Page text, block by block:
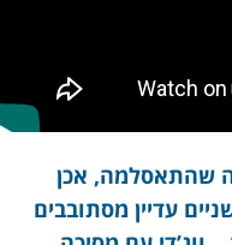
שהתאסלמה, אכן
עדיין מסתובבים